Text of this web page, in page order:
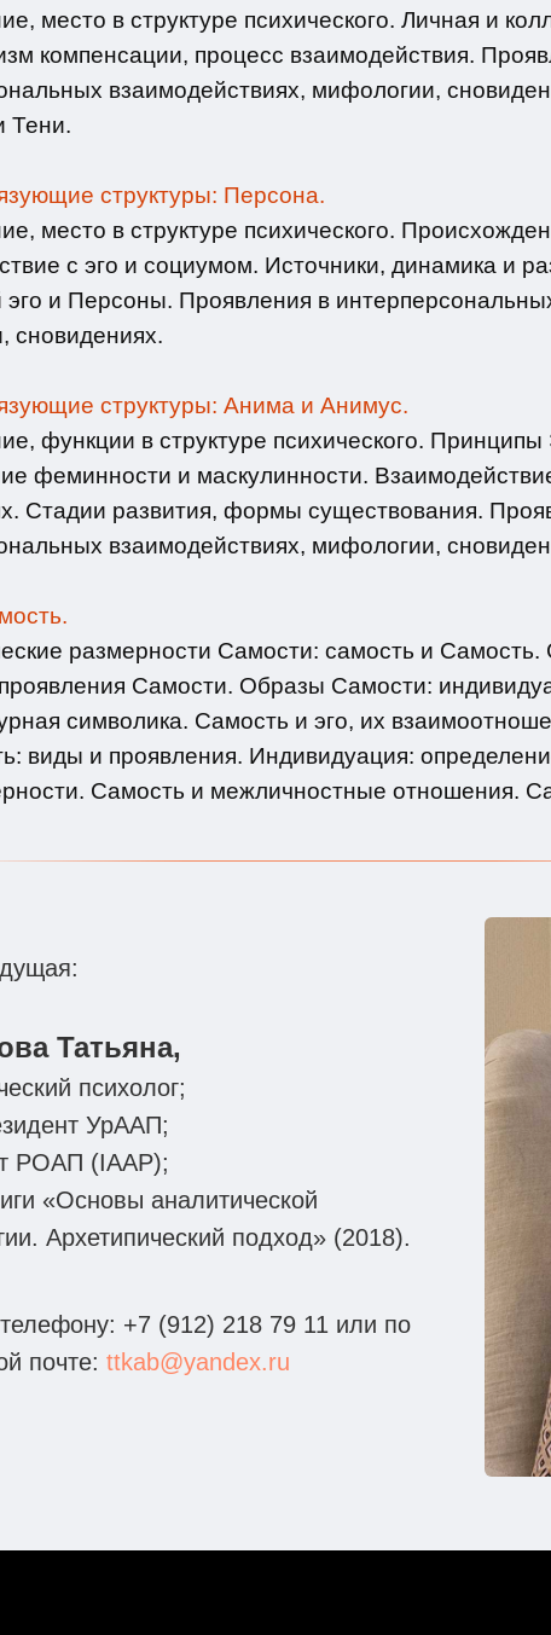
место в структуре психического. Личная и
компенсации, процесс взаимодействия.
взаимодействиях, мифологии,
Тени.
структуры: Персона.
место в структуре психического.
с эго и социумом. Источники, динамика и
и Персоны. Проявления в
сновидениях.
структуры: Анима и Анимус.
функции в структуре психического.
феминности и маскулинности.
Стадии развития, формы существования.
взаимодействиях, мифологии,
размерности Самости: самость и Самость.
Самости. Образы Самости:
символика. Самость и эго, их
виды и проявления. Индивидуация:
Самость и межличностные отношения.
Татьяна,
психолог;
УрААП;
РОАП (IAAP);
«Основы аналитической
Архетипический подход» (2018).
+7 (912) 218 79 11 или по
почте: ttkab@yandex.ru